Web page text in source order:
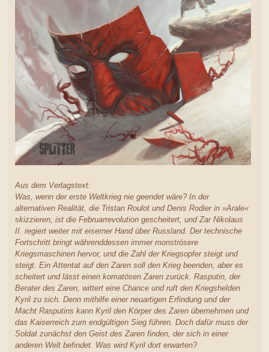
Aus dem Verlagstext:
Was, wenn der erste Weltkrieg nie geendet wäre? In der
alternativen Realität, die Tristan Roulot und Denis Rodier in »Arale«
skizzieren, ist die Februarrevolution gescheitert, und Zar Nikolaus
II. regiert weiter mit eiserner Hand über Russland. Der technische
Fortschritt bringt währenddessen immer monströsere
Kriegsmaschinen hervor, und die Zahl der Kriegsopfer steigt und
steigt. Ein Attentat auf den Zaren soll den Krieg beenden, aber es
scheitert und lässt einen komatösen Zaren zurück. Rasputin, der
Berater des Zaren, wittert eine Chance und ruft den Kriegshelden
Kyril zu sich. Denn mithilfe einer neuartigen Erfindung und der
Macht Rasputins kann Kyril den Körper des Zaren übernehmen und
das Kaiserreich zum endgültigen Sieg führen. Doch dafür muss der
Soldat zunächst den Geist des Zaren finden, der sich in einer
anderen Welt befindet. Was wird Kyril dort erwarten?